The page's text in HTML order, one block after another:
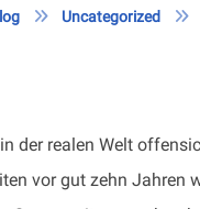
Uncategorized
der realen Welt
vor gut zehn Jahren